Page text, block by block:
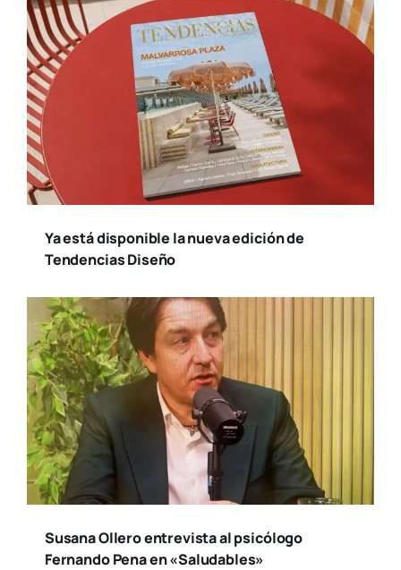
Ya está disponible la nueva edición de
Tendencias Diseño
Susana Ollero entrevista al psicólogo
Fernando Pena en «Saludables»